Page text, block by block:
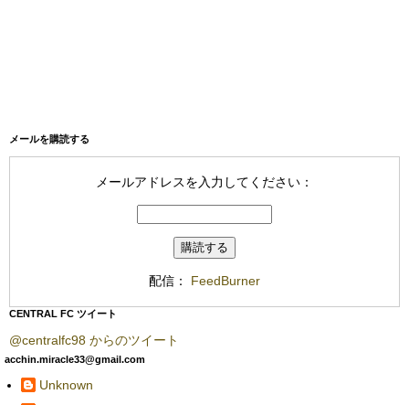
メールを購読する
メールアドレスを入力してください：
配信： FeedBurner
CENTRAL FC ツイート
@centralfc98 からのツイート
acchin.miracle33@gmail.com
Unknown